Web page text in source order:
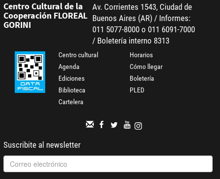
Centro Cultural de la
Cooperación FLOREAL
GORINI
Av. Corrientes 1543, Ciudad de
Buenos Aires (AR) / Informes:
011 5077-8000 o 011 6091-7000
/ Boletería interno 8313
Centro cultural
Agenda
Ediciones
Biblioteca
Cartelera
Horarios
Cómo llegar
Boletería
PLED
Suscribite al newsletter